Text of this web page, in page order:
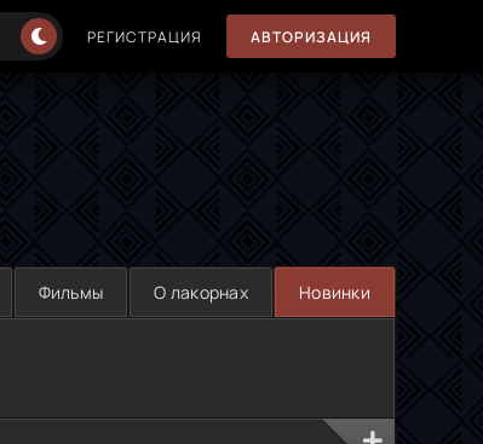
РЕГИСТРАЦИЯ АВТОРИЗАЦИЯ
Фильмы О лакорнах Новинки